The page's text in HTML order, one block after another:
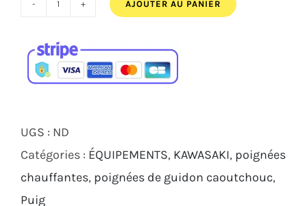
quantité
KIT
POIGNÉES
KAWASAKI
UGS : ND
Catégories : ÉQUIPEMENTS KAWASAKI poignées
chauffantes poignées de guidon caoutchouc
Puig